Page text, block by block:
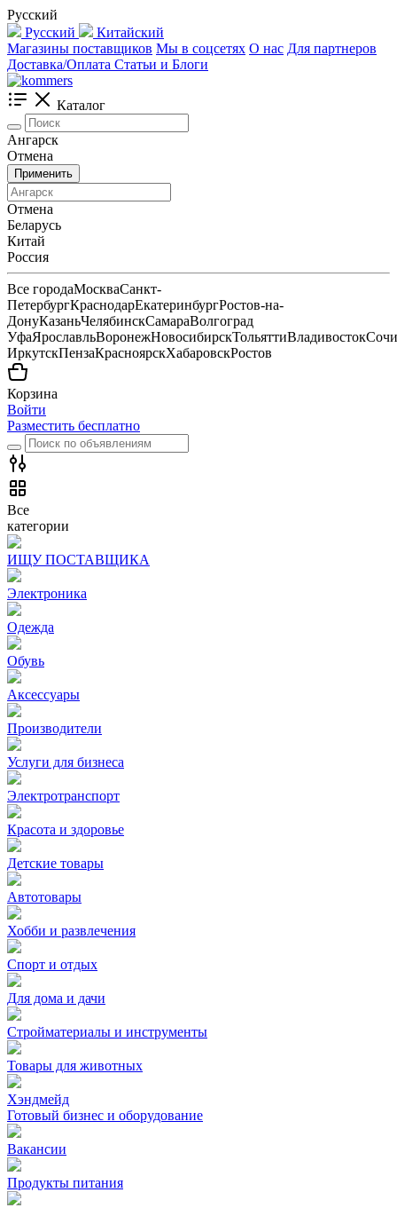
Русский
Русский
Китайский
Магазины поставщиков Мы в соцсетях О нас Для партнеров
Доставка/Оплата Статьи и Блоги
Каталог
Ангарск
Отмена
Применить
Отмена
Беларусь
Китай
Россия
Все городаМоскваСанкт-
ПетербургКраснодарЕкатеринбургРостов-на-
ДонуКазаньЧелябинскСамараВолгоград
УфаЯрославльВоронежНовосибирскТольяттиВладивостокСочи
ИркутскПензаКрасноярскХабаровскРостов
Корзина
Войти
Разместить бесплатно
Все
категории
ИЩУ ПОСТАВЩИКА
Электроника
Одежда
Обувь
Аксессуары
Производители
Услуги для бизнеса
Электротранспорт
Красота и здоровье
Детские товары
Автотовары
Хобби и развлечения
Спорт и отдых
Для дома и дачи
Стройматериалы и инструменты
Товары для животных
Хэндмейд
Готовый бизнес и оборудование
Вакансии
Продукты питания